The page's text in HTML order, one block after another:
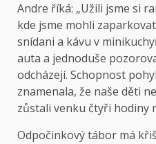
Andre říká: „Užili jsme si
kde jsme mohli
snídani a kávu v
auta a jednoduše
odcházejí. Schopnost
znamenala, že naše děti
zůstali venku čtyři hodiny
Odpočinkový tábor má